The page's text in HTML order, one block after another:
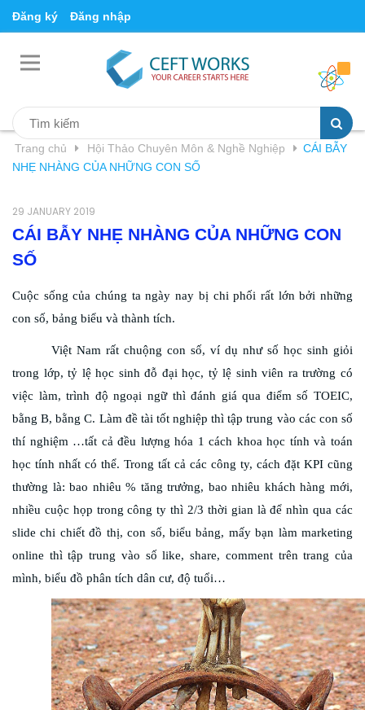
Đăng ký Đăng nhập
Trang chủ Hội Thảo Chuyên Môn & Nghề Nghiệp
CÁI BẪY
NHẸ NHÀNG CỦA NHỮNG CON SỐ
29 JANUARY 2019
CÁI BẪY NHẸ NHÀNG CỦA NHỮNG CON
SỐ
Cuộc sống của chúng ta ngày nay bị chi phối rất lớn bởi những
con số, bảng biểu và thành tích.
Việt Nam rất chuộng con số, ví dụ như số học sinh giỏi
trong lớp, tỷ lệ học sinh đỗ đại học, tỷ lệ sinh viên ra trường có
việc làm, trình độ ngoại ngữ thì đánh giá qua điểm số TOEIC,
bằng B, bằng C. Làm đề tài tốt nghiệp thì tập trung vào các con số
thí nghiệm …tất cả đều lượng hóa 1 cách khoa học tính và toán
học tính nhất có thể. Trong tất cả các công ty, cách đặt KPI cũng
thường là: bao nhiêu % tăng trưởng, bao nhiêu khách hàng mới,
nhiều cuộc họp trong công ty thì 2/3 thời gian là để nhìn qua các
slide chi chiết đồ thị, con số, biểu bảng, mấy bạn làm marketing
online thì tập trung vào số like, share, comment trên trang của
mình, biểu đồ phân tích dân cư, độ tuổi…